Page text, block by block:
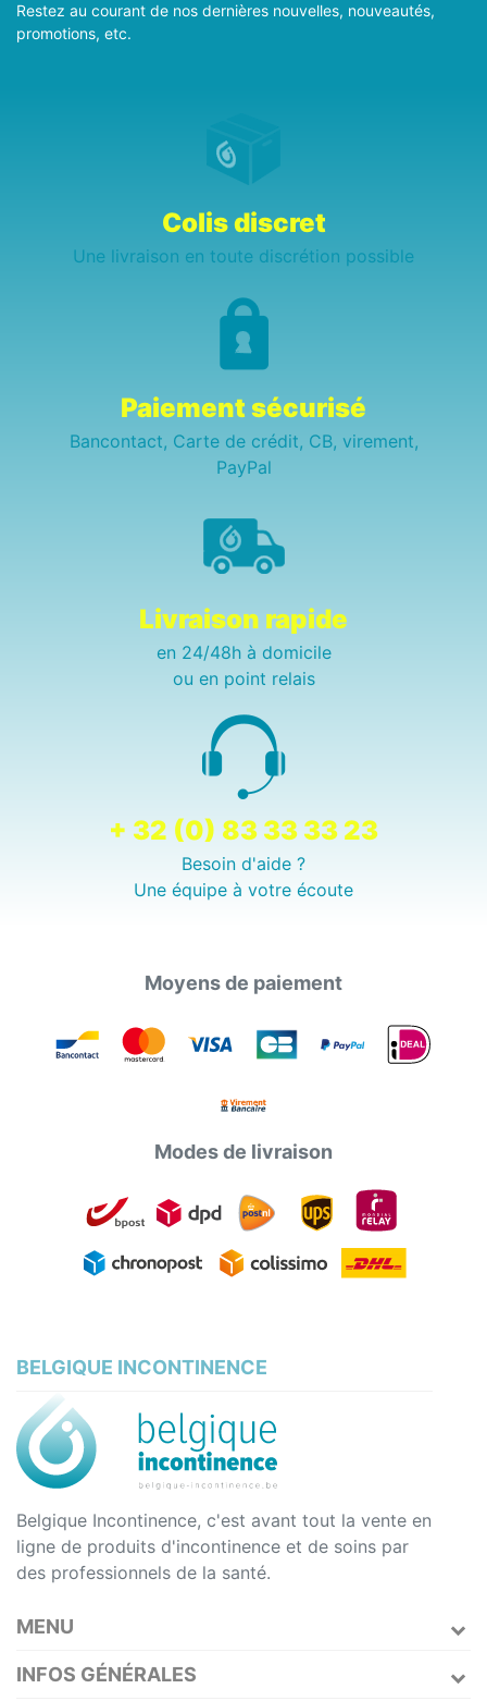
Restez au courant de nos dernières nouvelles, nouveautés,
promotions, etc.
Colis discret
Une livraison en toute discrétion possible
Paiement sécurisé
Bancontact, Carte de crédit, CB, virement,
PayPal
Livraison rapide
en 24/48h à domicile
ou en point relais
+ 32 (0) 83 33 33 23
Besoin d'aide ?
Une équipe à votre écoute
Moyens de paiement
Modes de livraison
BELGIQUE INCONTINENCE
Belgique Incontinence, c'est avant tout la vente en
ligne de produits d'incontinence et de soins par
des professionnels de la santé.
MENU
INFOS GÉNÉRALES